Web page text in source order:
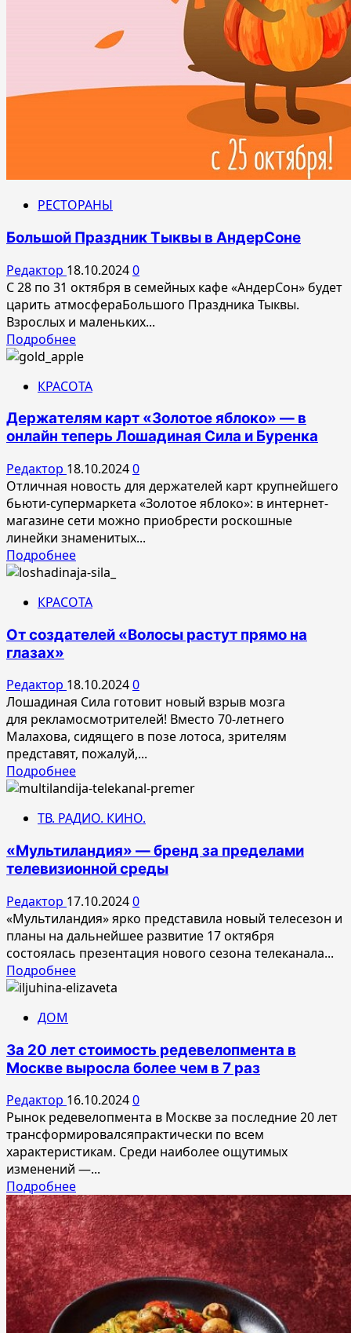
РЕСТОРАНЫ
Большой Праздник Тыквы в АндерСоне
Редактор 18.10.20240
С 28 по 31 октября в семейных кафе «АндерСон» будет
царить атмосфераБольшого Праздника Тыквы.
Взрослых и маленьких...
ПодробнееПрочитать
больше
Большой
Тыквы
в
КРАСОТА
Держателям карт «Золотое яблоко» — в
онлайн теперь Лошадиная Сила и Буренка
Редактор 18.10.20240
Отличная новость для держателей карт крупнейшего
бьюти-супермаркета «Золотое яблоко»: в интернет-
магазине сети можно приобрести роскошные
линейки знаменитых...
ПодробнееПрочитать
больше
Держателям
«Золотое
в
онлайн
теперь
Лошадиная
Сила
и
Буренка
КРАСОТА
От создателей «Волосы растут прямо на
глазах»
Редактор 18.10.20240
Лошадиная Сила готовит новый взрыв мозга
для рекламосмотрителей! Вместо 70-летнего
Малахова, сидящего в позе лотоса, зрителям
представят, пожалуй,...
ПодробнееПрочитать
больше
От
«Волосы
растут прямо
глазах»
ТВ. РАДИО. КИНО.
«Мультиландия» — бренд за пределами
телевизионной среды
Редактор 17.10.20240
«Мультиландия» ярко представила новый телесезон и
планы на дальнейшее развитие 17 октября
состоялась презентация нового сезона телеканала...
ПодробнееПрочитать
больше
бренд
за
телевизионной
среды
ДОМ
За 20 лет стоимость редевелопмента в
Москве выросла более чем в 7 раз
Редактор 16.10.20240
Рынок редевелопмента в Москве за последние 20 лет
трансформировалсяпрактически по всем
характеристикам. Среди наиболее ощутимых
изменений —...
ПодробнееПрочитать
больше
о
За
20
лет
стоимость
редевелопмента